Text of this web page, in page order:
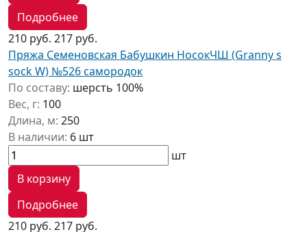
Подробнее
210 руб. 217 руб.
Пряжа Семеновская Бабушкин НосокЧШ (Granny s
sock W) №526 самородок
По составу: шерсть 100%
Вес, г: 100
Длина, м: 250
В наличии: 6 шт
шт
В корзину
Подробнее
210 руб. 217 руб.